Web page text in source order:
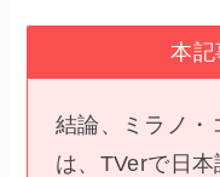
本記
結論、ミラノ・
は、TVerで日